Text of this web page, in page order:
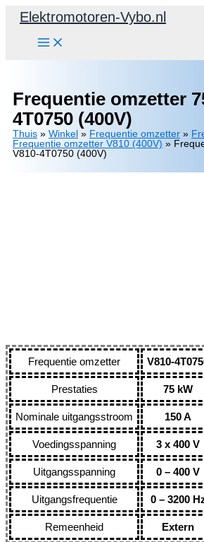
Elektromotoren-Vybo.nl
Frequentie omzetter
4T0750 (400V)
Thuis » Winkel » Frequentie omzetter »
Frequentie omzetter V810 (400V) »
V810-4T0750 (400V)
Frequentie omzetter V810-
Prestaties 75 kW
Nominale uitgangsstroom 150 A
Voedingsspanning 3 x 400 V
Uitgangsspanning 0 – 400 V
Uitgangsfrequentie 0 – 3200
Remeenheid Extern